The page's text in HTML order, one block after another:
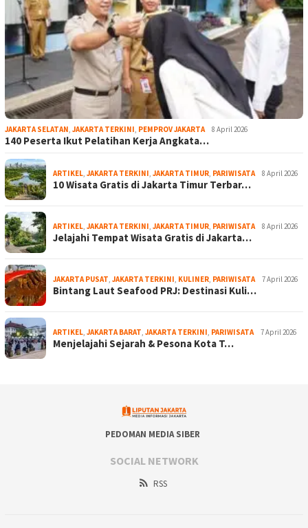
JAKARTA SELATAN JAKARTA TERKINI PEMPROV JAKARTA 8 April 2026
140 Peserta Ikut Pelatihan Kerja Angkata…
ARTIKEL JAKARTA TERKINI JAKARTA TIMUR PARIWISATA 8 April 2026
10 Wisata Gratis di Jakarta Timur Terbar…
ARTIKEL JAKARTA TERKINI JAKARTA TIMUR PARIWISATA 8 April 2026
Jelajahi Tempat Wisata Gratis di Jakarta…
JAKARTA PUSAT JAKARTA TERKINI KULINER PARIWISATA 7 April 2026
Bintang Laut Seafood PRJ: Destinasi Kuli…
ARTIKEL JAKARTA BARAT JAKARTA TERKINI PARIWISATA 7 April 2026
Menjelajahi Sejarah & Pesona Kota T…
PEDOMAN MEDIA SIBER
SOCIAL NETWORK
RSS